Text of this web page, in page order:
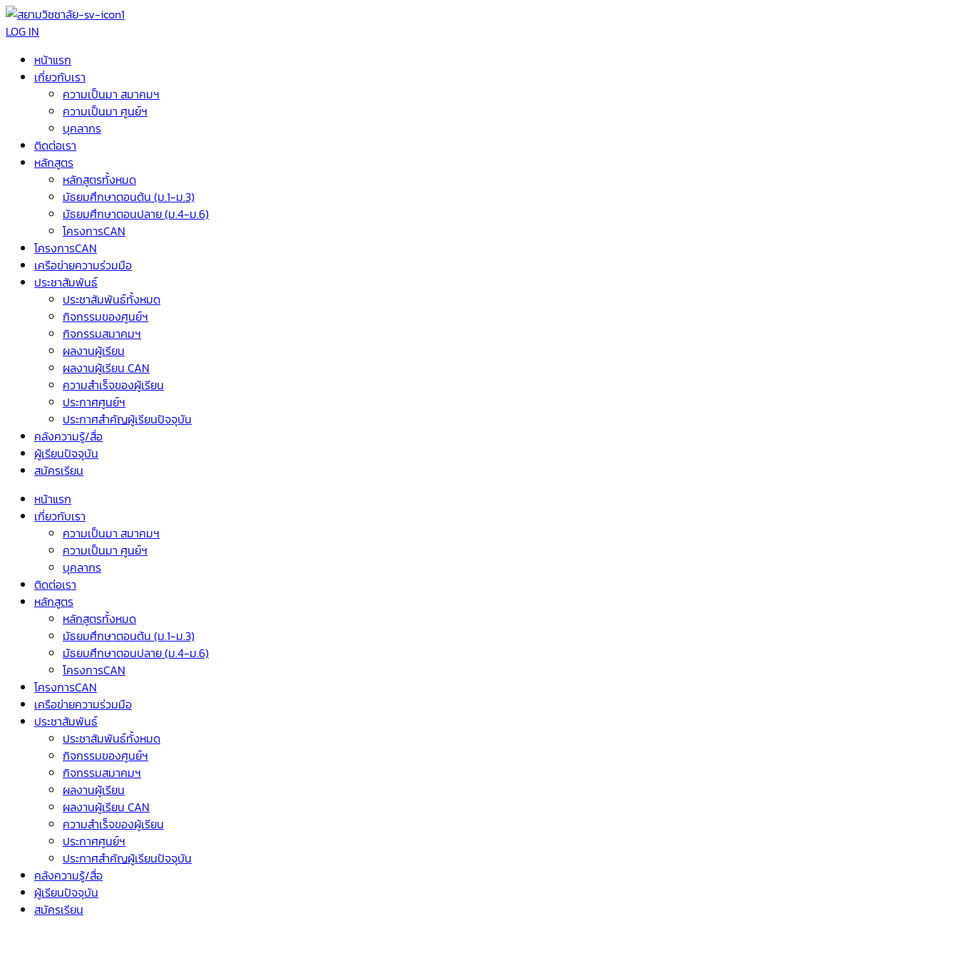
LOG IN
หน้าแรก
เกี่ยวกับเรา
ความเป็นมา สมาคมฯ
ความเป็นมา ศูนย์ฯ
บุคลากร
ติดต่อเรา
หลักสูตร
หลักสูตรทั้งหมด
มัธยมศึกษาตอนต้น (ม.1-ม.3)
มัธยมศึกษาตอนปลาย (ม.4-ม.6)
โครงการCAN
โครงการCAN
เครือข่ายความร่วมมือ
ประชาสัมพันธ์
ประชาสัมพันธ์ทั้งหมด
กิจกรรมของศูนย์ฯ
กิจกรรมสมาคมฯ
ผลงานผู้เรียน
ผลงานผู้เรียน CAN
ความสำเร็จของผู้เรียน
ประกาศศูนย์ฯ
ประกาศสำคัญผู้เรียนปัจจุบัน
คลังความรู้/สื่อ
ผู้เรียนปัจจุบัน
สมัครเรียน
หน้าแรก
เกี่ยวกับเรา
ความเป็นมา สมาคมฯ
ความเป็นมา ศูนย์ฯ
บุคลากร
ติดต่อเรา
หลักสูตร
หลักสูตรทั้งหมด
มัธยมศึกษาตอนต้น (ม.1-ม.3)
มัธยมศึกษาตอนปลาย (ม.4-ม.6)
โครงการCAN
โครงการCAN
เครือข่ายความร่วมมือ
ประชาสัมพันธ์
ประชาสัมพันธ์ทั้งหมด
กิจกรรมของศูนย์ฯ
กิจกรรมสมาคมฯ
ผลงานผู้เรียน
ผลงานผู้เรียน CAN
ความสำเร็จของผู้เรียน
ประกาศศูนย์ฯ
ประกาศสำคัญผู้เรียนปัจจุบัน
คลังความรู้/สื่อ
ผู้เรียนปัจจุบัน
สมัครเรียน